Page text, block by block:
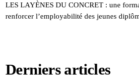
LES LAYÈNES DU CONCRET : une
renforcer l’employabilité des jeunes
Derniers articles